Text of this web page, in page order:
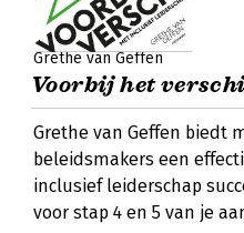
Grethe van Geffen
Voorbij het
Grethe van Geffen biedt
beleidsmakers een
inclusief leiderschap
voor stap 4 en 5 van je